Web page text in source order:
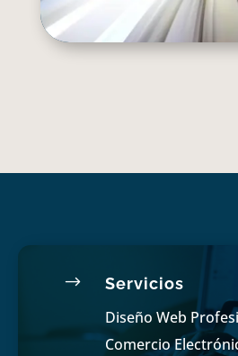
$ Servicios
Diseño Web
Comercio